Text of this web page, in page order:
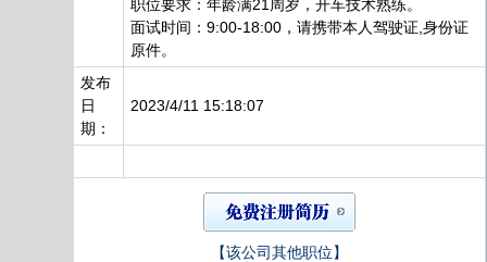
职位要求：年龄满21周岁，开车技术熟练。
面试时间：9:00-18:00，请携带本人驾驶证,身份证
原件。
发布
日
期：
2023/4/11 15:18:07
【该公司其他职位】